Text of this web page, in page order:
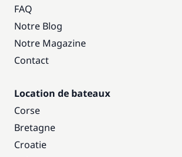
FAQ
Notre Blog
Notre Magazine
Contact
Location de bateaux
Corse
Bretagne
Croatie